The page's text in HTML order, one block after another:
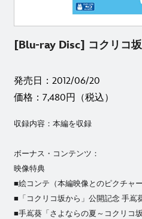
[Blu-ray Disc] コクリコ
発売日：2012/06/20
価格：7,480円（税込）
収録内容：本編を収録
ボーナス・コンテンツ：
映像特典
■絵コンテ（本編映像とのピクチャ
■「コクリコ坂から」公開記念 手嶌
■手嶌葵「さよならの夏～コクリコ